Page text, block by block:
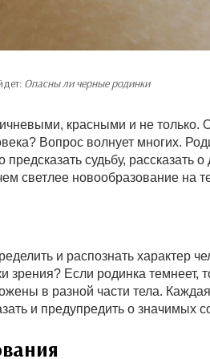
Опасны ли черные родинки
красными и не только.
Вопрос волнует многих.
судьбу, рассказать о
светлее новообразование на
и распознать характер
зрения? Если родинка темнеет,
в разной части тела.
и предупредить о значимых